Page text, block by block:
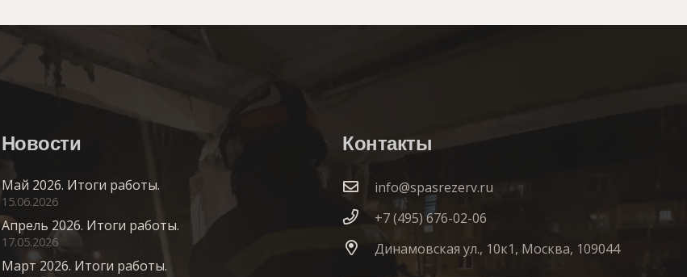
Новости
Май 2026. Итоги работы.
15.06.2026
Апрель 2026. Итоги работы.
17.05.2026
Март 2026. Итоги работы.
Контакты
info@spasrezerv.ru
+7 (495) 676-02-06
Динамовская ул., 10к1, Москва, 109044